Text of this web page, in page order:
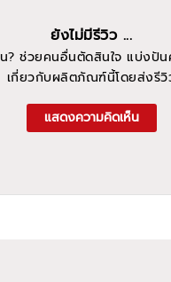
ยังไม่มีรีวิว ...
? ช่วยคนอื่นตัดสินใจ แบ่งปั
เกี่ยวกับผลิตภัณฑ์นี้โดยส่งรีวิ
แสดงความคิดเห็น